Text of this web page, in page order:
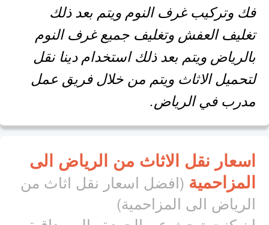
فك وتركيب غرف النوم ويتم بعد ذلك
تغليف العفش وتغليف جميع غرف النوم
بالرياض ويتم بعد ذلك استخدام دينا نقل
لتحميل الاثاث ويتم من خلال فريق عمل
مدرب في الرياض.
اسعار نقل الاثاث من الرياض الى
المزاحمية(افضل اسعار نقل اثاث من
الرياض الى المزاحمية)